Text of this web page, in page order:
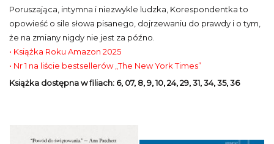
Poruszająca, intymna i niezwykle ludzka, Korespondentka to
opowieść o sile słowa pisanego, dojrzewaniu do prawdy i o tym,
że na zmiany nigdy nie jest za późno.
• Książka Roku Amazon 2025
• Nr 1 na liście bestsellerów „The New York Times”
Książka dostępna w filiach: 6, 07, 8, 9, 10, 24, 29, 31, 34, 35, 36